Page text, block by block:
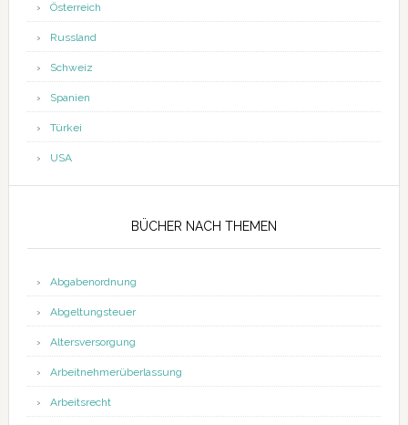
Österreich
Russland
Schweiz
Spanien
Türkei
USA
BÜCHER NACH THEMEN
Abgabenordnung
Abgeltungsteuer
Altersversorgung
Arbeitnehmerüberlassung
Arbeitsrecht